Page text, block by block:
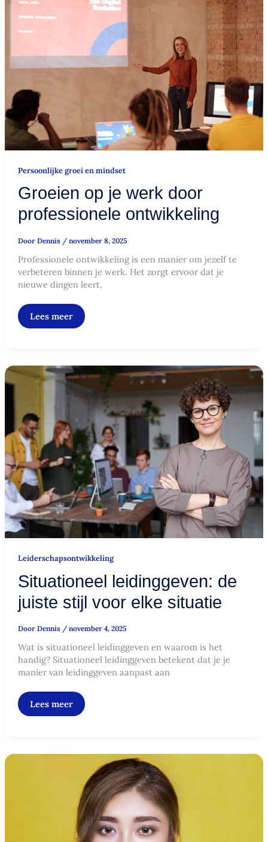
Persoonlijke groei en mindset
Groeien op je werk door
professionele ontwikkeling
Door Dennis / november 8, 2025
Professionele ontwikkeling is een manier om jezelf te
verbeteren binnen je werk. Het zorgt ervoor dat je
nieuwe dingen leert,
je
werk
professionele
ontwikkeling
Lees meer
Leiderschapsontwikkeling
Situationeel leidinggeven: de
juiste stijl voor elke situatie
Door Dennis / november 4, 2025
Wat is situationeel leidinggeven en waarom is het
handig? Situationeel leidinggeven betekent dat je je
manier van leidinggeven aanpast aan
Situationeel
leidinggeven:
juiste
stijl
voor
elke
situatie
Lees meer